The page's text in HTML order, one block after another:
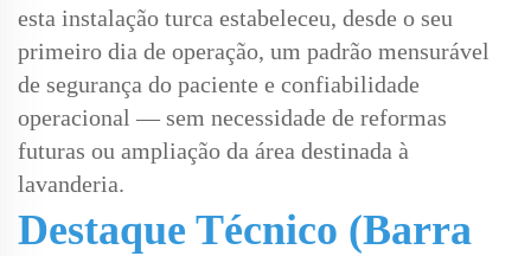
esta instalação turca estabeleceu, desde o seu
primeiro dia de operação, um padrão mensurável
de segurança do paciente e confiabilidade
operacional — sem necessidade de reformas
futuras ou ampliação da área destinada à
lavanderia.
Destaque Técnico (Barra